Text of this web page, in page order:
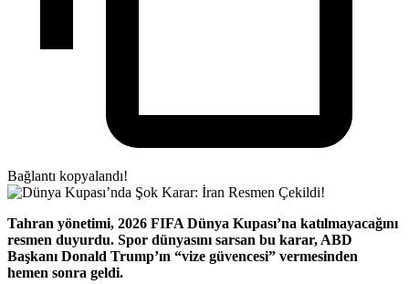
Bağlantı kopyalandı!
Tahran yönetimi, 2026 FIFA Dünya Kupası’na katılmayacağını
resmen duyurdu. Spor dünyasını sarsan bu karar, ABD
Başkanı Donald Trump’ın “vize güvencesi” vermesinden
hemen sonra geldi.